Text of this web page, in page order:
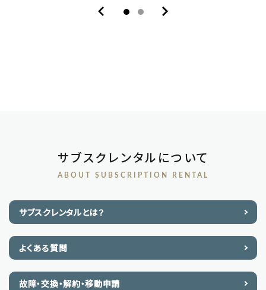
サブスクレンタルについて
ABOUT SUBSCRIPTION RENTAL
サブスクレンタルとは？
よくある質問
故障・交換・解約・移動申請